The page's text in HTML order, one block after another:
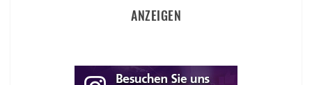
ANZEIGEN